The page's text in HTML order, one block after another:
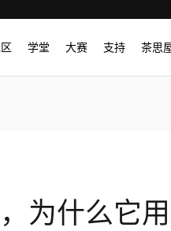
学堂 大赛 支持 茶思
为什么它